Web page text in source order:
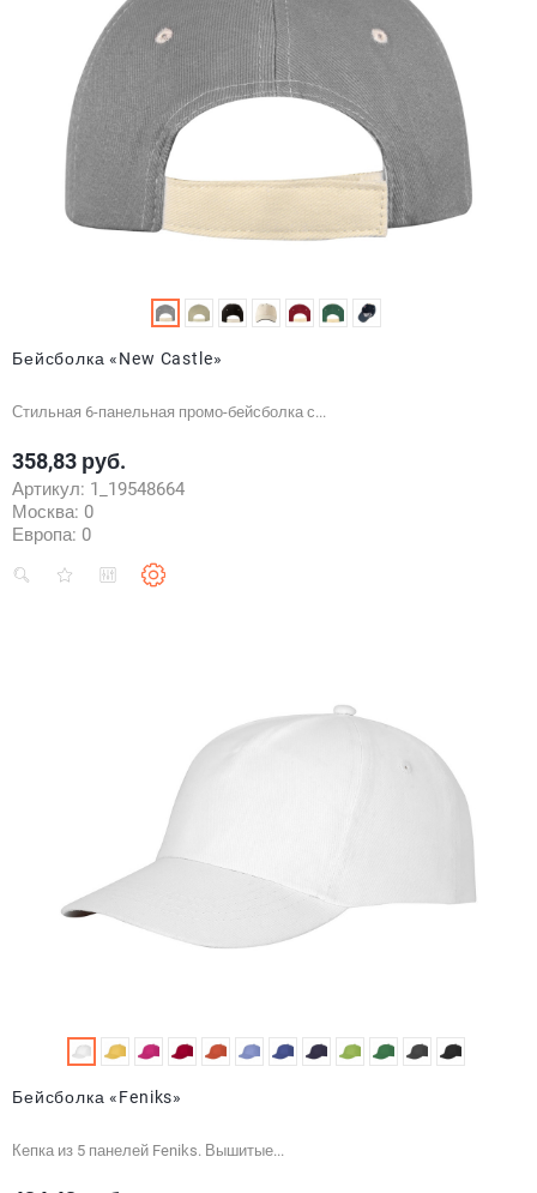
Бейсболка «New Castle»
Стильная 6-панельная промо-бейсболка с...
Цена
358,83 руб.
Артикул: 1_19548664
Москва: 0
Европа: 0
Бейсболка «Feniks»
Кепка из 5 панелей Feniks. Вышитые...